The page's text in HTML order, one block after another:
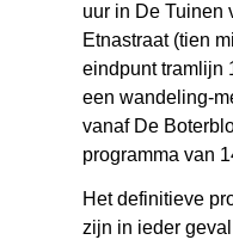
uur in De Tuinen
Etnastraat (tien
eindpunt tramlijn
een wandeling-
vanaf De
programma van
Het definitieve
zijn in ieder